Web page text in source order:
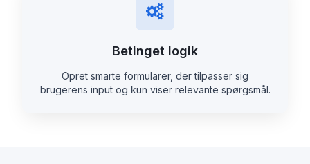
Betinget logik
Opret smarte formularer, der tilpasser sig
brugerens input og kun viser relevante spørgsmål.